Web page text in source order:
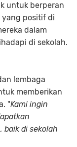
untuk berperan
positif di
dalam
di sekolah.
lembaga
memberikan
"Kami ingin
baik di sekolah